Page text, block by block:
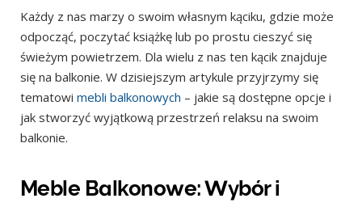
Każdy z nas marzy o swoim własnym kąciku, gdzie może
odpocząć, poczytać książkę lub po prostu cieszyć się
świeżym powietrzem. Dla wielu z nas ten kącik znajduje
się na balkonie. W dzisiejszym artykule przyjrzymy się
tematowi mebli balkonowych – jakie są dostępne opcje i
jak stworzyć wyjątkową przestrzeń relaksu na swoim
balkonie.
Meble Balkonowe: Wybór i